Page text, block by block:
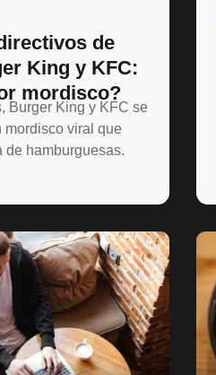
de
King y KFC:
mordisco?
Burger King y KFC se
mordisco viral que
de hamburguesas.